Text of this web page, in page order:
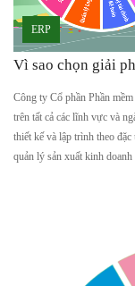
ERP
Vì sao chọn giải
Công ty Cổ phần Phần
trên tất cả các lĩnh vực và
thiết kế và lập trình theo
quản lý sản xuất kinh doanh